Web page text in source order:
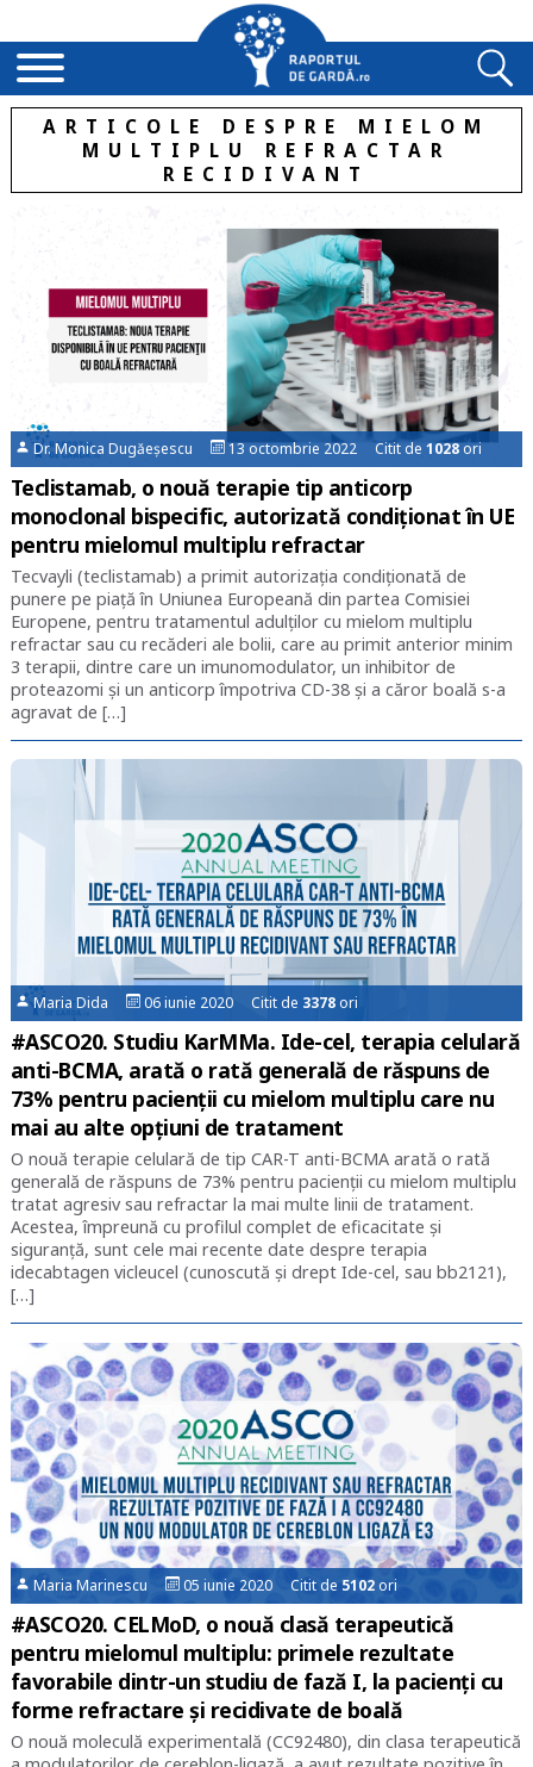
ARTICOLE DESPRE MIELOM
MULTIPLU REFRACTAR
RECIDIVANT
Dr. Monica Dugăeșescu 13 octombrie 2022 Citit de1028ori
Teclistamab, o nouă terapie tip anticorp
monoclonal bispecific, autorizată condiţionat în UE
pentru mielomul multiplu refractar
Tecvayli (teclistamab) a primit autorizaţia condiţionată de
punere pe piaţă în Uniunea Europeană din partea Comisiei
Europene, pentru tratamentul adulţilor cu mielom multiplu
refractar sau cu recăderi ale bolii, care au primit anterior minim
3 terapii, dintre care un imunomodulator, un inhibitor de
proteazomi şi un anticorp împotriva CD-38 şi a căror boală s-a
agravat de […]
Maria Dida 06 iunie 2020 Citit de 3378ori
#ASCO20. Studiu KarMMa. Ide-cel, terapia celulară
anti-BCMA, arată o rată generală de răspuns de
73% pentru pacienții cu mielom multiplu care nu
mai au alte opțiuni de tratament
O nouă terapie celulară de tip CAR-T anti-BCMA arată o rată
generală de răspuns de 73% pentru pacienții cu mielom multiplu
tratat agresiv sau refractar la mai multe linii de tratament.
Acestea, împreună cu profilul complet de eficacitate și
siguranță, sunt cele mai recente date despre terapia
idecabtagen vicleucel (cunoscută și drept Ide-cel, sau bb2121),
[…]
Maria Marinescu 05 iunie 2020 Citit de 5102ori
#ASCO20. CELMoD, o nouă clasă terapeutică
pentru mielomul multiplu: primele rezultate
favorabile dintr-un studiu de fază I, la pacienți cu
forme refractare și recidivate de boală
O nouă moleculă experimentală (CC92480), din clasa terapeutică